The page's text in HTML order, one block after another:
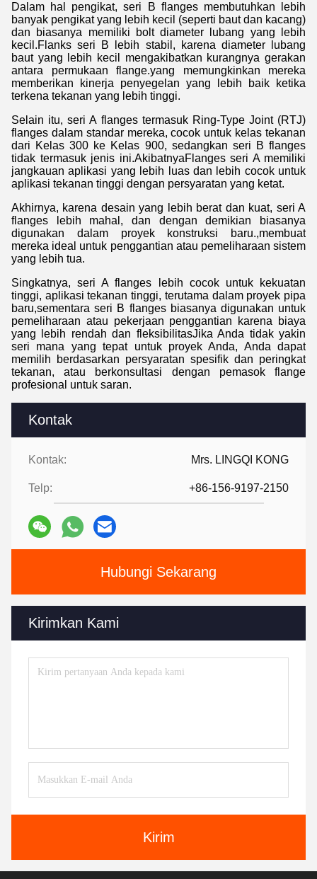
Kontak
Kontak: Mrs. LINGQI KONG
Telp: +86-156-9197-2150
Hubungi Sekarang
Kirimkan Kami
Kirim
Dalam hal pengikat, seri B flanges membutuhkan lebih
banyak pengikat yang lebih kecil (seperti baut dan kacang)
dan biasanya memiliki bolt diameter lubang yang lebih
kecil.Flanks seri B lebih stabil, karena diameter lubang
baut yang lebih kecil mengakibatkan kurangnya gerakan
antara permukaan flange.yang memungkinkan mereka
memberikan kinerja penyegelan yang lebih baik ketika
terkena tekanan yang lebih tinggi.
Selain itu, seri A flanges termasuk Ring-Type Joint (RTJ)
flanges dalam standar mereka, cocok untuk kelas tekanan
dari Kelas 300 ke Kelas 900, sedangkan seri B flanges
tidak termasuk jenis ini.AkibatnyaFlanges seri A memiliki
jangkauan aplikasi yang lebih luas dan lebih cocok untuk
aplikasi tekanan tinggi dengan persyaratan yang ketat.
Akhirnya, karena desain yang lebih berat dan kuat, seri A
flanges lebih mahal, dan dengan demikian biasanya
digunakan dalam proyek konstruksi baru.,membuat
mereka ideal untuk penggantian atau pemeliharaan sistem
yang lebih tua.
Singkatnya, seri A flanges lebih cocok untuk kekuatan
tinggi, aplikasi tekanan tinggi, terutama dalam proyek pipa
baru,sementara seri B flanges biasanya digunakan untuk
pemeliharaan atau pekerjaan penggantian karena biaya
yang lebih rendah dan fleksibilitasJika Anda tidak yakin
seri mana yang tepat untuk proyek Anda, Anda dapat
memilih berdasarkan persyaratan spesifik dan peringkat
tekanan, atau berkonsultasi dengan pemasok flange
profesional untuk saran.